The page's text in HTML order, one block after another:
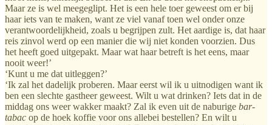
Maar ze is wel meegeglipt. Het is een hele toer geweest om er bij
haar iets van te maken, want ze viel vanaf toen wel onder onze
verantwoordelijkheid, zoals u begrijpen zult. Het aardige is, dat haar
reis zinvol werd op een manier die wij niet konden voorzien. Dus
het heeft goed uitgepakt. Maar wat haar betreft is het eens, maar
nooit weer!’
‘Kunt u me dat uitleggen?’
‘Ik zal het dadelijk proberen. Maar eerst wil ik u uitnodigen want ik
ben een slechte gastheer geweest. Wilt u wat drinken? Iets dat in de
middag ons weer wakker maakt? Zal ik even uit de naburige bar-
tabac op de hoek koffie voor ons allebei bestellen? En wilt u